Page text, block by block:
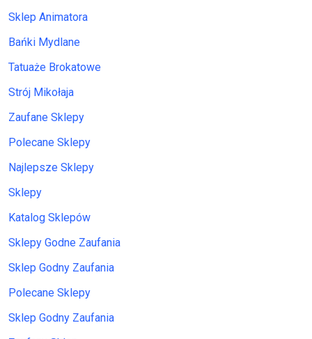
Sklep Animatora
Bańki Mydlane
Tatuaże Brokatowe
Strój Mikołaja
Zaufane Sklepy
Polecane Sklepy
Najlepsze Sklepy
Sklepy
Katalog Sklepów
Sklepy Godne Zaufania
Sklep Godny Zaufania
Polecane Sklepy
Sklep Godny Zaufania